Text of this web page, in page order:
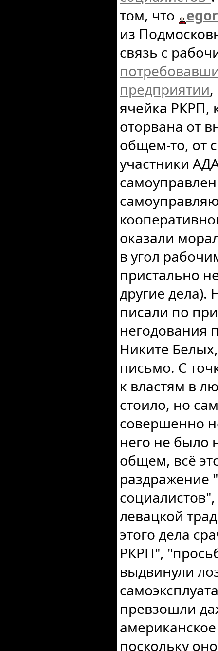
том, что
из
связь с
предприятии,
ячейка РКРП,
оторвана от
общем-то, от
участники
оказали
в угол
пристально
другие дела).
писали по
негодования
Никите
письмо. С
к властям в
стоило, но
совершенно
него не было
общем, всё
левацкой
этого дела
РКРП",
выдвинули
превзошли
поскольку